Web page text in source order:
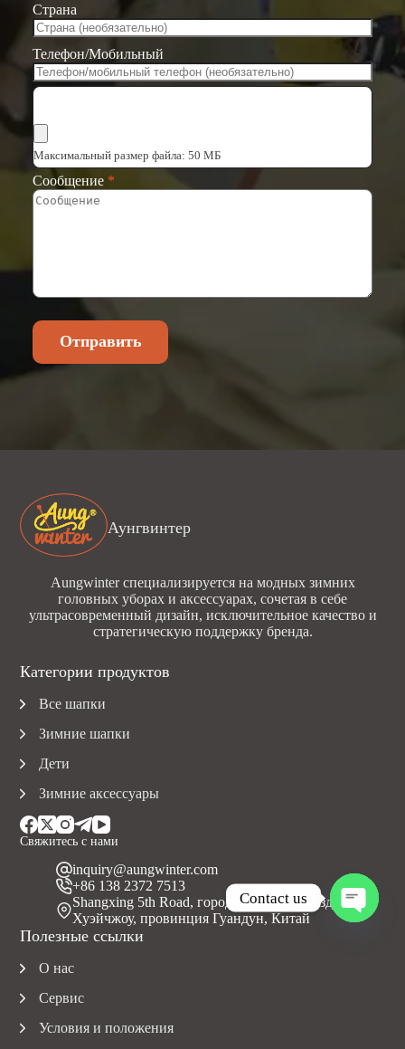
Страна
Телефон/Мобильный
Максимальный размер файла: 50 МБ
Сообщение *
Отправить
Аунгвинтер
Aungwinter специализируется на модных зимних
головных уборах и аксессуарах, сочетая в себе
ультрасовременный дизайн, исключительное качество и
стратегическую поддержку бренда.
Свяжитесь с нами
inquiry@aungwinter.com
+86 138 2372 7513
Shangxing 5th Road, город Юаньчжоу, уезд Болуо,
Хуэйчжоу, провинция Гуандун, Китай
Полезные ссылки
О нас
Сервис
Условия и положения
Категории продуктов
Все шапки
Зимние шапки
Дети
Зимние аксессуары
Contact us